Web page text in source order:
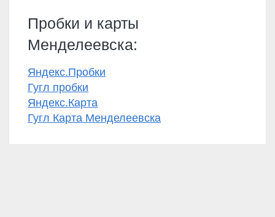
Пробки и карты
Менделеевска:
Яндекс.Пробки
Гугл пробки
Яндекс.Карта
Гугл Карта Менделеевска